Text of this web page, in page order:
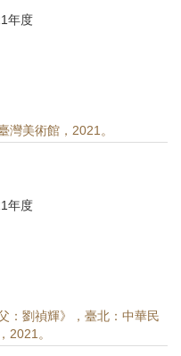
年度
灣美術館，2021。
年度
：劉禎輝》，臺北：中華民
2021。